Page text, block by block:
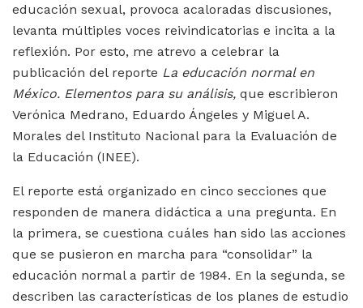
educación sexual, provoca acaloradas discusiones,
levanta múltiples voces reivindicatorias e incita a la
reflexión. Por esto, me atrevo a celebrar la
publicación del reporte La educación normal en
México. Elementos para su análisis, que escribieron
Verónica Medrano, Eduardo Ángeles y Miguel A.
Morales del Instituto Nacional para la Evaluación de
la Educación (INEE).
El reporte está organizado en cinco secciones que
responden de manera didáctica a una pregunta. En
la primera, se cuestiona cuáles han sido las acciones
que se pusieron en marcha para “consolidar” la
educación normal a partir de 1984. En la segunda, se
describen las características de los planes de estudio